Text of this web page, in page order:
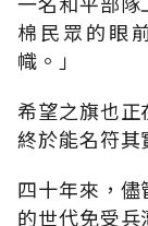
棉民眾的眼
幟。」
希望之旗也正
終於能名符其
四十年來，
的世代免受